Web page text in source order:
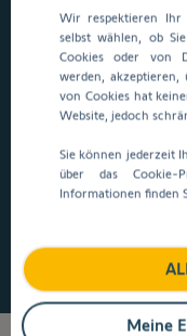
Österreich, der
sich inspirieren und
Anwendungs- und
Wir respektieren Ihr
selbst wählen, ob
Cookies oder von
werden, akzeptieren,
von Cookies hat
Website, jedoch
Sie können jederzeit
über das Cookie-
Informationen finden
Meine